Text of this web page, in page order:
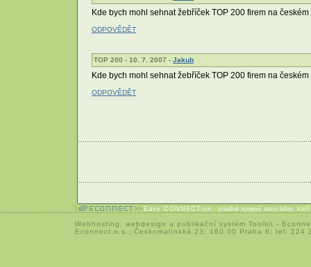
Kde bych mohl sehnat žebříček TOP 200 firem na
ODPOVĚDĚT
TOP 200 - 10. 7. 2007 - Jakub
Kde bych mohl sehnat žebříček TOP 200 firem na
ODPOVĚDĚT
Easy CONNECTion - snadné spojení mezi lidmi,
Webhosting webdesign a publikační systém Toolkit -
Econnect,o.s.; Českomalínská 23; 160 00 Praha 6; tel: 224